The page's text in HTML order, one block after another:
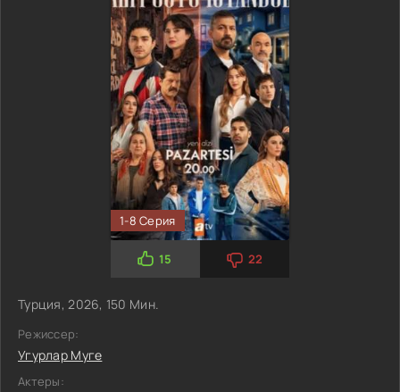
1-8 Серия
15 22
Турция, 2026, 150 Мин.
Режиссер:
Угурлар Муге
Актеры: